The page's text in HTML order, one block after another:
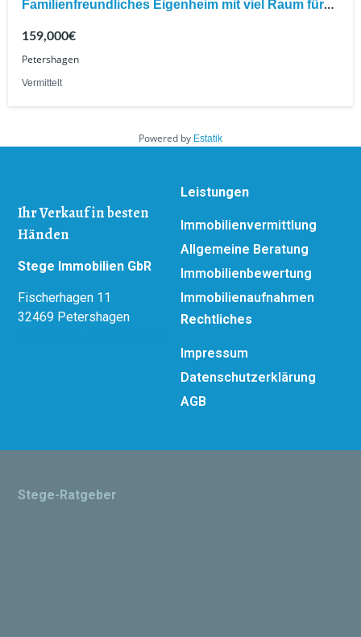
Familienfreundliches Eigenheim mit viel Raum für
159,000€
Petershagen
Vermittelt
Powered by Estatik
Stege-Ratgeber
Ihr Verkauf in besten
Händen
Stege Immobilien GbR
Fischerhagen 11
32469 Petershagen
Leistungen
Immobilienvermittlung
Allgemeine Beratung
Immobilienbewertung
Immobilienaufnahmen
Rechtliches
Impressum
Datenschutzerklärung
AGB